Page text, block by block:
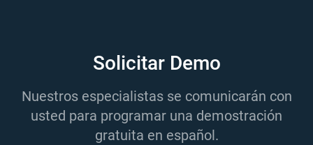
Solicitar Demo
Nuestros especialistas se comunicarán con
usted para programar una demostración
gratuita en español.